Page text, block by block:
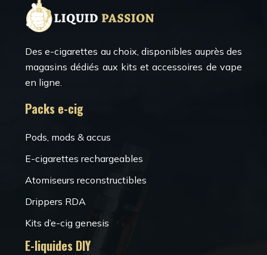
Des e-cigarettes au choix, disponibles auprès des
magasins dédiés aux kits et accessoires de vape
en ligne.
Packs e-cig
Pods, mods & accus
E-cigarettes rechargeables
Atomiseurs reconstructibles
Drippers RDA
Kits d’e-cig genesis
E-liquides DIY